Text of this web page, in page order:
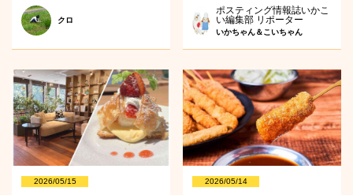
クロ
ポスティング情報誌いかこ
い編集部 リポーター
いかちゃん＆こいちゃん
2026/05/15 2026/05/14